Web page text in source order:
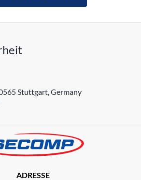
Stuttgart, Germany
ADRESSE